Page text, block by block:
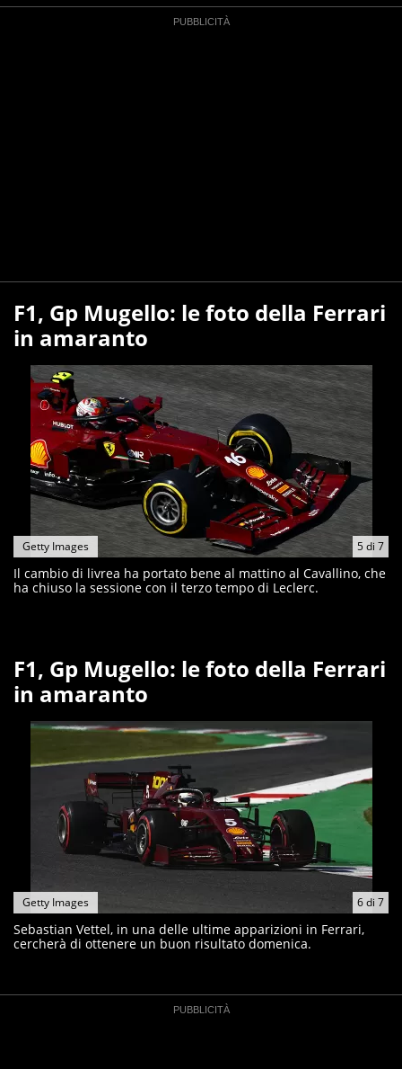
F1, Gp Mugello: le foto della Ferrari
in amaranto
5di 7
Getty Images
Il cambio di livrea ha portato bene al mattino al Cavallino, che
ha chiuso la sessione con il terzo tempo di Leclerc.
F1, Gp Mugello: le foto della Ferrari
in amaranto
6di 7
Getty Images
Sebastian Vettel, in una delle ultime apparizioni in Ferrari,
cercherà di ottenere un buon risultato domenica.